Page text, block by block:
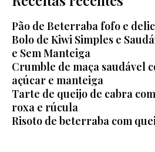
Pão de Beterraba fofo e
Bolo de Kiwi Simples e
e Sem Manteiga
Crumble de maça saudável
açúcar e manteiga
Tarte de queijo de cabra
roxa e rúcula
Risoto de beterraba com